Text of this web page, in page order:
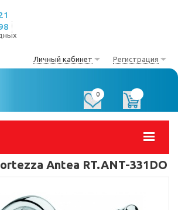
Личный кабинет Регистрация
0
Antea RT.ANT-331DO